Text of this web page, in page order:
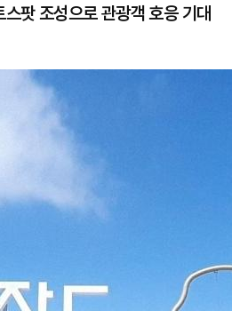
팟 조성으로 관광객 호응 기대